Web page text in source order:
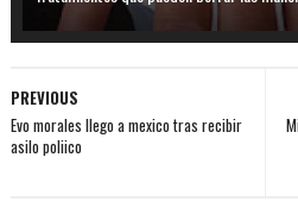
PREVIOUS
Evo morales llego a mexico tras recibir
asilo poliico